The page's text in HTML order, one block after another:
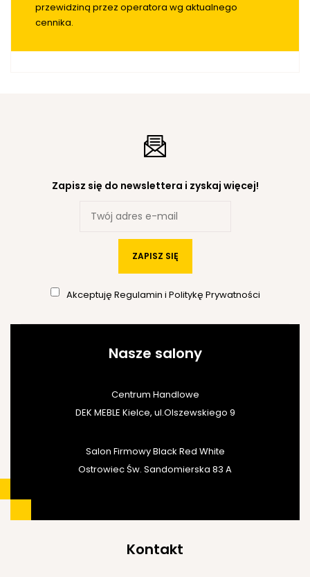
przewidziną przez operatora wg aktualnego
cennika.
Zapisz się do newslettera i zyskaj więcej!
ZAPISZ SIĘ
Akceptuję Regulamin i Politykę Prywatności
Nasze salony
Centrum Handlowe
DEK MEBLE Kielce, ul.Olszewskiego 9
Salon Firmowy Black Red White
Ostrowiec Św. Sandomierska 83 A
Kontakt